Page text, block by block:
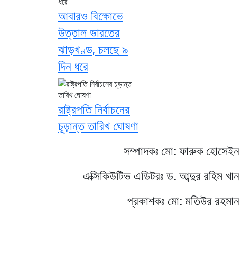
আবারও বিক্ষোভে
উত্তাল ভারতের
ঝাড়খণ্ড, চলছে ৯
দিন ধরে
রাষ্ট্রপতি নির্বাচনের
চূড়ান্ত তারিখ ঘোষণা
সম্পাদকঃ মো: ফারুক হোসেইন
এক্সিকিউটিভ এডিটরঃ ড. আব্দুর রহিম খান
প্রকাশকঃ মো: মতিউর রহমান